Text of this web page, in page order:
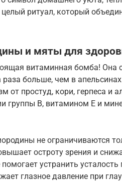
ритуал, который
и мяты для
витаминная бомба! Она
больше, чем в
от простуд, кори, герпеса и
группы B, витамином E и
не ограничиваются
остроту зрения и
устранить усталость
глазное давление при